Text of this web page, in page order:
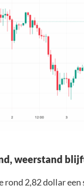
weerstand
2,82 dollar een